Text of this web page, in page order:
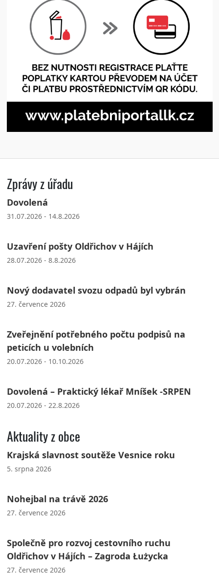
Zprávy z úřadu
Dovolená
31.07.2026 - 14.8.2026
Uzavření pošty Oldřichov v Hájích
28.07.2026 - 8.8.2026
Nový dodavatel svozu odpadů byl vybrán
27. července 2026
Zveřejnění potřebného počtu podpisů na
peticích u volebních
20.07.2026 - 10.10.2026
Dovolená – Praktický lékař Mníšek -SRPEN
20.07.2026 - 22.8.2026
Aktuality z obce
Krajská slavnost soutěže Vesnice roku
5. srpna 2026
Nohejbal na trávě 2026
27. července 2026
Společně pro rozvoj cestovního ruchu
Oldřichov v Hájích – Zagroda Łużycka
27. července 2026